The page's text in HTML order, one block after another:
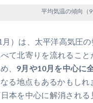
平均気温の傾向（9
）は、太平洋高気圧
て北寄りを流れるこ
、 9月や10月を中心に
る地点もあるかもし
本を中心に解消され